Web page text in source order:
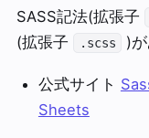
SASS記法(拡張子
(拡張子
.scss )が
公式サイト
Sheets